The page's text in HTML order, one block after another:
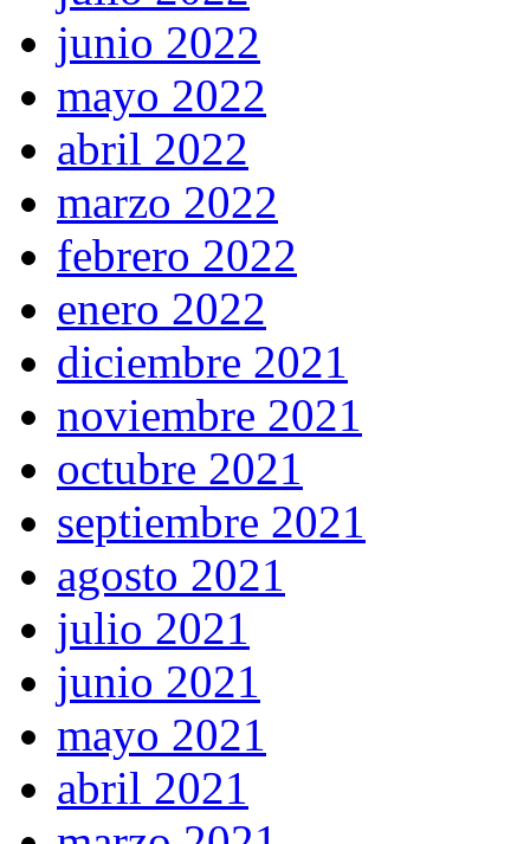
junio 2022
mayo 2022
abril 2022
marzo 2022
febrero 2022
enero 2022
diciembre 2021
noviembre 2021
octubre 2021
septiembre 2021
agosto 2021
julio 2021
junio 2021
mayo 2021
abril 2021